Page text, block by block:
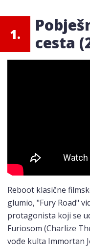
1.
cesta
Reboot klasične
glumio, "Fury Road"
protagonista koji se
Furiosom (Charlize
vođe kulta Immortan